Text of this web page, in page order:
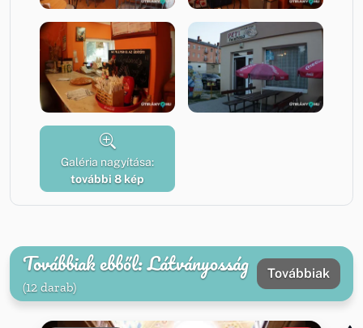
Galéria nagyítása:
további 8 kép
Továbbiak ebből: Látványosság
(12 darab)
Továbbiak